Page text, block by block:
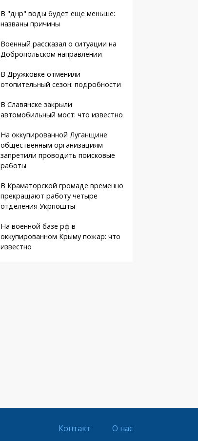
В "днр" воды будет еще меньше:
названы причины
Военный рассказал о ситуации на
Добропольском направлении
В Дружковке отменили
отопительный сезон: подробности
В Славянске закрыли
автомобильный мост: что известно
На оккупированной Луганщине
общественным организациям
запретили проводить поисковые
работы
В Краматорской громаде временно
прекращают работу четыре
отделения Укрпошты
На военной базе рф в
оккупированном Крыму пожар: что
известно
Контакт О нас